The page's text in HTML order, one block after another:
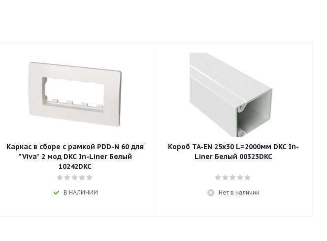
Каркас в сборе с рамкой PDD-N 60 для
"Viva" 2 мод DKC In-Liner Белый
10242DKC
В НАЛИЧИИ
Короб TA-EN 25x30 L=2000мм DKC In-
Liner Белый 00323DKC
Нет в наличии